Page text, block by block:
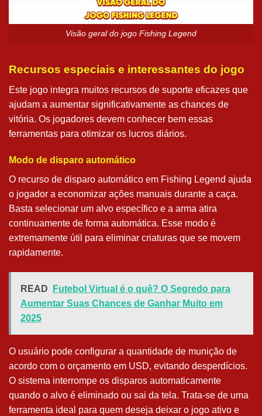
Visão geral do jogo Fishing Legend
Recursos especiais e interessantes do jogo
Este jogo integra muitos recursos de suporte eficazes que
ajudam a aumentar significativamente as chances de
vitória. Os jogadores devem conhecer bem essas
ferramentas para otimizar os lucros diários.
Modo de disparo automático
O recurso de disparo automático em Fishing Legend ajuda
o jogador a economizar ações manuais durante a caça.
Basta selecionar um alvo específico e a arma atira
continuamente de forma automática. Esse modo é
extremamente útil para eliminar criaturas que se movem
rapidamente.
READ
Futebol Virtual é o quê? O Segredo para
Aumentar Suas Chances de Ganhar Muito em
2025
O usuário pode configurar a quantidade de munição de
acordo com o orçamento em USD, evitando desperdícios.
O sistema interrompe os disparos automaticamente
quando o alvo é eliminado ou sai da tela. Trata-se de uma
ferramenta ideal para quem deseja deixar o jogo ativo e